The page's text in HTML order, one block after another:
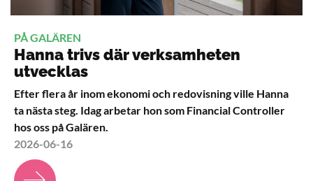
PÅ GALÄREN
Hanna trivs där verksamheten
utvecklas
Efter flera år inom ekonomi och redovisning ville Hanna
ta nästa steg. Idag arbetar hon som Financial Controller
hos oss på Galären.
2026-06-16